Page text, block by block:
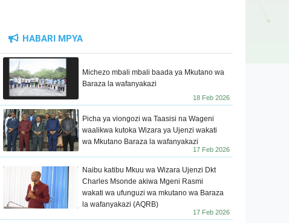
HABARI MPYA
Michezo mbali mbali baada ya Mkutano wa
Baraza la wafanyakazi
18 Feb 2026
Picha ya viongozi wa Taasisi na Wageni
waalikwa kutoka Wizara ya Ujenzi wakati
wa Mkutano Baraza la wafanyakazi
17 Feb 2026
Naibu katibu Mkuu wa Wizara Ujenzi Dkt
Charles Msonde akiwa Mgeni Rasmi
wakati wa ufunguzi wa mkutano wa Baraza
la wafanyakazi (AQRB)
17 Feb 2026